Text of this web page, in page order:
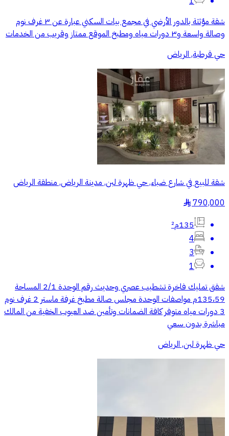
شقة مؤثثة بالدور الأرضي في مجمع بيات السكني عبارة عن ٣ غرف نوم
وصالة واسعة و٣ دورات مياه ومطبخ الموقع ممتاز وقريب من الخدمات
حي قرطبة, الرياض
شقة للبيع في شارع ضباء, حي ظهرة لبن, مدينة الرياض, منطقة الرياض
790,000
§
135م²
4
3
1
شقق تمليك فاخرة تشطيب عصري وحديث رقم الوحدة 2/1 المساحة
135،59م مواصفات الوحدة مجلس صالة مطبخ غرفة ماستر 2 غرف نوم
3 دورات مياه متوفر كافة الضمانات وتأمين ضد العيوب الخفية من المالك
مباشرة بدون سعي
حي ظهرة لبن, الرياض